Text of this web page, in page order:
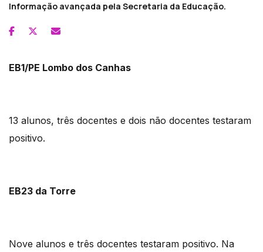
Informação avançada pela Secretaria da Educação.
EB1/PE Lombo dos Canhas
13 alunos, três docentes e dois não docentes testaram
positivo.
EB23 da Torre
Nove alunos e três docentes testaram positivo. Na